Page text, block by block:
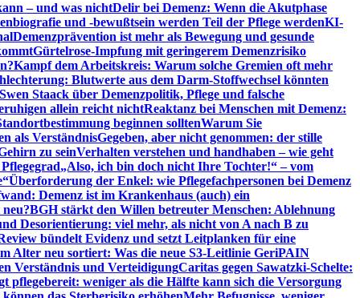
– und was nichtDelir bei Demenz: Wenn die Akutphase
und -bewußtsein werden Teil der Pflege werdenKI-
Demenzprävention ist mehr als Bewegung und gesunde
Gürtelrose-Impfung mit geringerem Demenzrisiko
Kampf dem Arbeitskreis: Warum solche Gremien oft mehr
Blutwerte aus dem Darm-Stoffwechsel könnten
Swen Staack über Demenzpolitik, Pflege und falsche
allein reicht nichtReaktanz bei Menschen mit Demenz:
beginnen solltenWarum Sie
als VerständnisGegeben, aber nicht genommen: der stille
zu seinVerhalten verstehen und handhaben – wie geht
„Also, ich bin doch nicht Ihre Tochter!“ – vom
Überforderung der Enkel: wie Pflegefachpersonen bei Demenz
Demenz ist im Krankenhaus (auch) ein
BGH stärkt den Willen betreuter Menschen: Ablehnung
Desorientierung: viel mehr, als nicht von A nach B zu
bündelt Evidenz und setzt Leitplanken für eine
Alter neu sortiert: Was die neue S3-Leitlinie GeriPAIN
Verständnis und VerteidigungCaritas gegen Sawatzki-Schelte:
pflegebereit: weniger als die Hälfte kann sich die Versorgung